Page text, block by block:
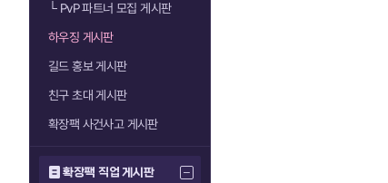
└PvP 파트너 모집 게시판
하우징 게시판
길드 홍보 게시판
친구 초대 게시판
확장팩 사건사고 게시판
확장팩 직업 게시판